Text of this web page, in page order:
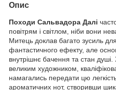
Опис
Походи Сальвадора Далі
повітрям і світлом, ніби вони
Митець доклав багато зусиль
фантастичного ефекту, але
внутрішнє бачення та стан
великим художником,
намагались передати цю
ароматичних нот, створивши